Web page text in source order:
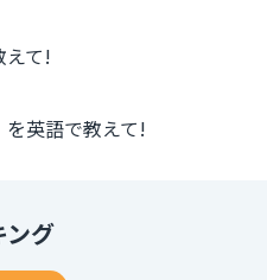
えて!
を英語で教えて!
ング